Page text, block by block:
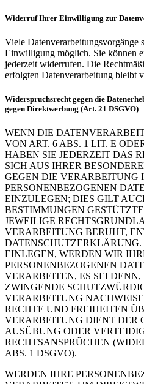
Widerruf Ihrer Einwilligung zur
Viele Datenverarbeitungsvorgänge
Einwilligung möglich. Sie können
jederzeit widerrufen. Die
erfolgten Datenverarbeitung bleibt
Widerspruchsrecht gegen die
gegen Direktwerbung (Art. 21 DSGVO)
WENN DIE
VON ART. 6 ABS. 1 LIT. E
HABEN SIE JEDERZEIT DAS
SICH AUS IHRER
GEGEN DIE VERARBEITUNG
PERSONENBEZOGENEN
EINZULEGEN; DIES GILT
BESTIMMUNGEN
JEWEILIGE
VERARBEITUNG BERUHT,
DATENSCHUTZERKLÄRUNG.
EINLEGEN, WERDEN WIR
PERSONENBEZOGENEN
VERARBEITEN, ES SEI
ZWINGENDE
VERARBEITUNG
RECHTE UND FREIHEITEN
VERARBEITUNG DIENT DER
AUSÜBUNG ODER
RECHTSANSPRÜCHEN
ABS. 1 DSGVO).
WERDEN IHRE